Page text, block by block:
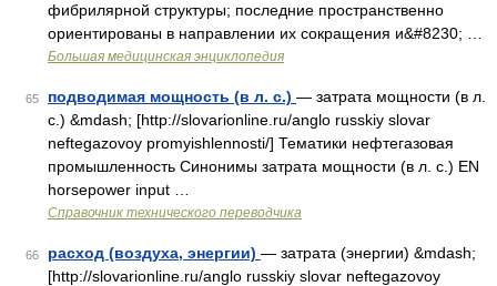
фибрилярной структуры; последние пространственно
ориентированы в направлении их сокращения и&#8230; …
Большая медицинская энциклопедия
65 подводимая мощность (в л. с.) — затрата мощности (в л.
с.) &mdash; [http://slovarionline.ru/anglo russkiy slovar
neftegazovoy promyishlennosti/] Тематики нефтегазовая
промышленность Синонимы затрата мощности (в л. с.) EN
horsepower input …
Справочник технического переводчика
66 расход (воздуха, энергии) — затрата (энергии) &mdash;
[http://slovarionline.ru/anglo russkiy slovar neftegazovoy